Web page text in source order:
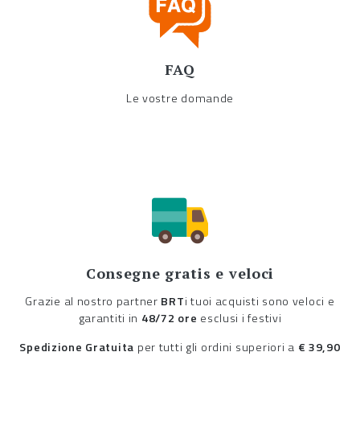
FAQ
Le vostre domande
Consegne gratis e veloci
Grazie al nostro partner BRTi tuoi acquisti sono veloci e
garantiti in 48/72 ore esclusi i festivi
Spedizione Gratuita per tutti gli ordini superiori a € 39,90